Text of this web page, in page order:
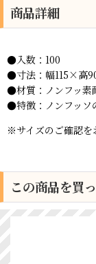
商品詳細
●入数：100
●寸法： 幅115×高
●材質： ノンフッ
●特徴：ノンフッソ
※サイズのご確認を
この商品を買